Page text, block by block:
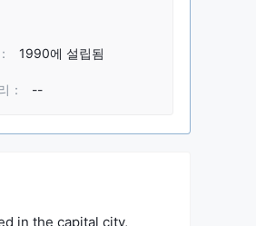
1990에 설립됨
： --
in the capital city,